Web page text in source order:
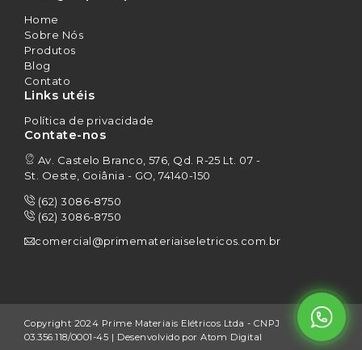
Home
Sobre Nós
Produtos
Blog
Contato
Links utéis
Política de privacidade
Contate-nos
Av. Castelo Branco, 576, Qd. R-25 Lt. 07 -
St. Oeste, Goiânia - GO, 74140-150
(62) 3086-8750
(62) 3086-8750
comercial@primemateriaiseletricos.com.br
Copyright 2024 Prime Materiais Elétricos Ltda - CNPJ
03.356.118/0001-45 | Desenvolvido porAtom Digital